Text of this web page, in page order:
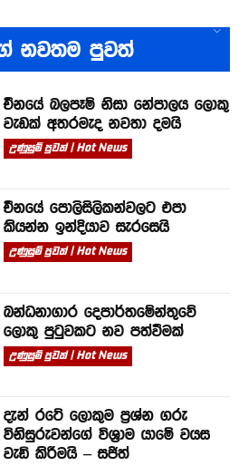
නවතම පුවත්
චීනයේ බලපෑම් නිසා නේපාලය ලොකු
වැඩක් අතරමැද නවතා දමයි
උණුසුම් පුවත් | Hot News
චීනයේ පොලිසිලිකන්වලට එපා
කියන්න ඉන්දියාව සැරසෙයි
උණුසුම් පුවත් | Hot News
බන්ධනාගාර දෙපාර්තමේන්තුවේ
ලොකු පුටුවකට නව පත්වීමක්
උණුසුම් පුවත් | Hot News
දැන් රටේ ලොකුම ප්‍රශ්න ගරු
විනිසුරුවන්ගේ විශ්‍රාම යාමේ වයස
වැඩි කිරීමයි – සජිත්